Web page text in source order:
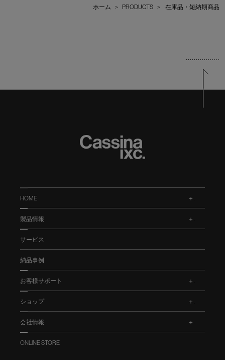
ホーム > PRODUCTS > 在庫品・短納期商品
HOME
製品情報
サービス
納品事例
お客様サポート
ショップ
会社情報
ONLINE STORE